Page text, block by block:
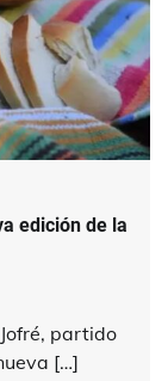
edición de la
partido
[…]